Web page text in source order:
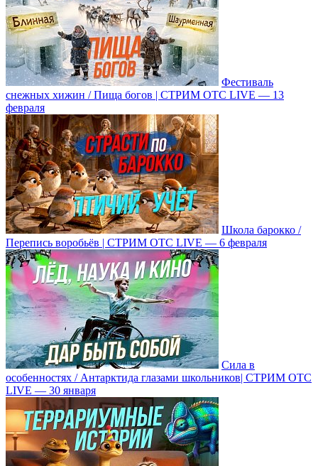
Фестиваль
снежных хижин / Пища богов | СТРИМ ОТС LIVE — 13
февраля
Школа барокко /
Перепись воробьёв | СТРИМ ОТС LIVE — 6 февраля
Сила в
особенностях / Антарктида глазами школьников| СТРИМ ОТС
LIVE — 30 января